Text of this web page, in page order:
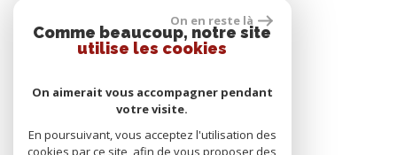
On en reste là
Comme beaucoup, notre site
utilise les cookies
On aimerait vous accompagner pendant
votre visite.
En poursuivant, vous acceptez l'utilisation des
cookies par ce site, afin de vous proposer des